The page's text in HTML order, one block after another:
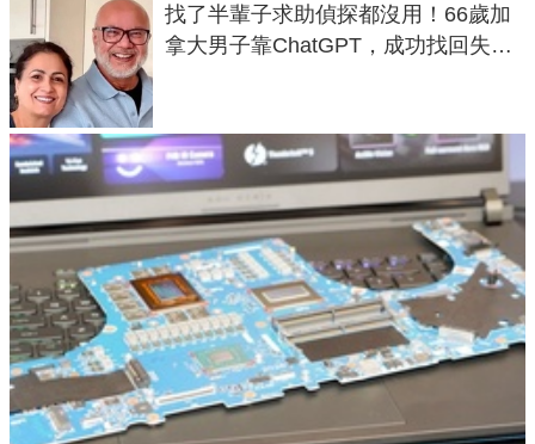
找了半輩子求助偵探都沒用！66歲加
拿大男子靠ChatGPT，成功找回失散